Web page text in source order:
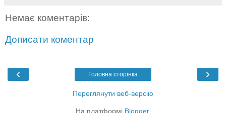
Немає коментарів:
Дописати коментар
‹ ›
Головна сторінка
Переглянути веб-версію
На платформі Blogger.